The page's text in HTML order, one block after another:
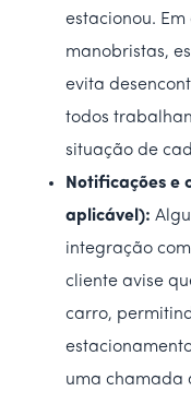
estacionou.
manobristas,
evita
todos
situação de
Notificações e
aplicável):
integração
cliente avise
carro,
uma chamada